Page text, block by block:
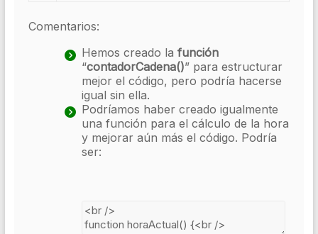
Comentarios:
Hemos creado la función
“contadorCadena()” para estructurar
mejor el código, pero podría hacerse
igual sin ella.
Podríamos haber creado igualmente
una función para el cálculo de la hora
y mejorar aún más el código. Podría
ser: